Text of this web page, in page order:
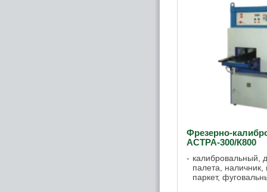
Фрезерно-
АСТРА-300/К800
калибровальный,
палета,
паркет,